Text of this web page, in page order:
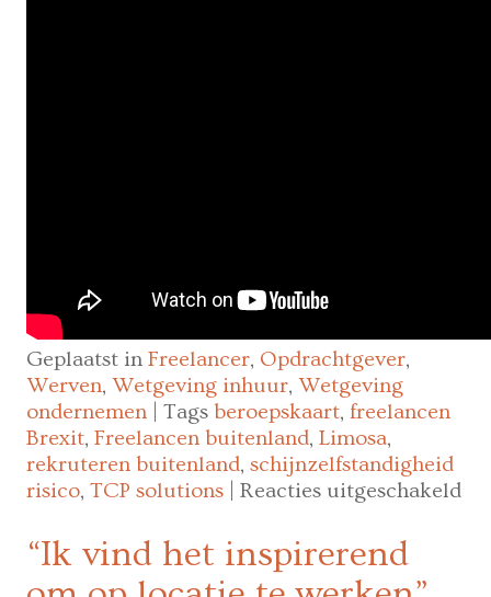
Geplaatst in Freelancer, Opdrachtgever,
Werven,Wetgeving inhuur,Wetgeving
ondernemen
Tags beroepskaart,freelancen
Brexit,Freelancen buitenland,Limosa,
rekruteren buitenland,schijnzelfstandigheid
risico,TCP solutions Reacties uitgeschakeld
“Ik vind het inspirerend